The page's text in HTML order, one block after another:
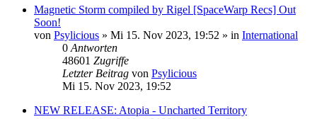
Magnetic Storm compiled by Rigel [SpaceWarp Recs] Out
Soon!
von Psylicious » Mi 15. Nov 2023, 19:52 » in International
0 Antworten
48601 Zugriffe
Letzter Beitrag von Psylicious
Mi 15. Nov 2023, 19:52
NEW RELEASE: Atopia - Uncharted Territory